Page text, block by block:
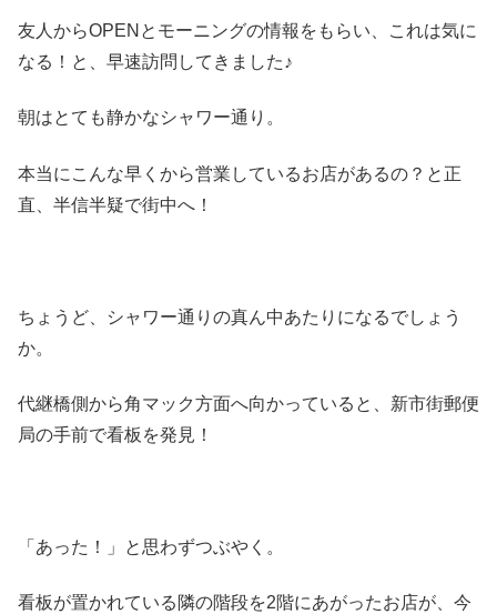
友人からOPENとモーニングの情報をもらい、これは気に
なる！と、早速訪問してきました♪
朝はとても静かなシャワー通り。
本当にこんな早くから営業しているお店があるの？と正
直、半信半疑で街中へ！
ちょうど、シャワー通りの真ん中あたりになるでしょう
か。
代継橋側から角マック方面へ向かっていると、新市街郵便
局の手前で看板を発見！
「あった！」と思わずつぶやく。
看板が置かれている隣の階段を2階にあがったお店が、今